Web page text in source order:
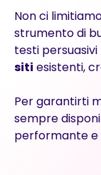
Non ci
strumento di
testi
siti esistenti,
Per garantirti
sempre
performante e